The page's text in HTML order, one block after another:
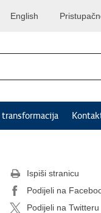
English
Ispiši stranicu
Podijeli na
Podijeli na Twitteru